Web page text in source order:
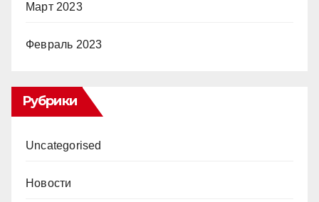
Март 2023
Февраль 2023
Рубрики
Uncategorised
Новости